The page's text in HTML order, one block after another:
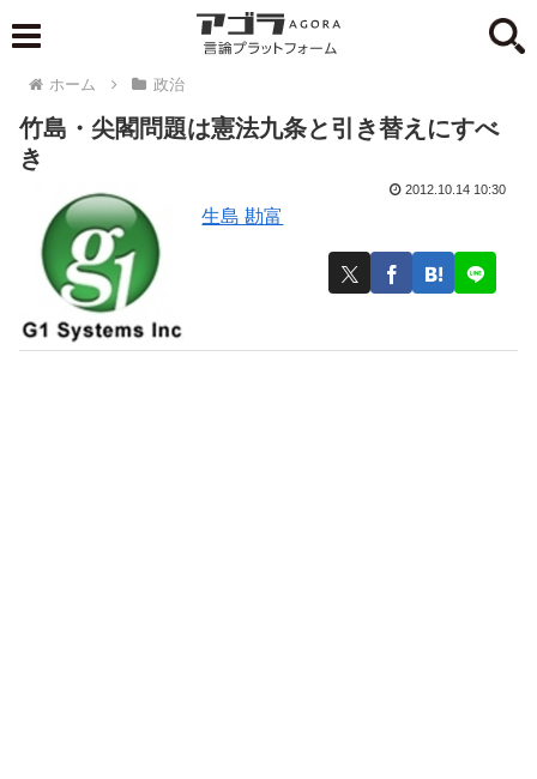
ホーム 政治
竹島・尖閣問題は憲法九条と引き替えにすべ
き
生島 勘富
2012.10.14 10:30